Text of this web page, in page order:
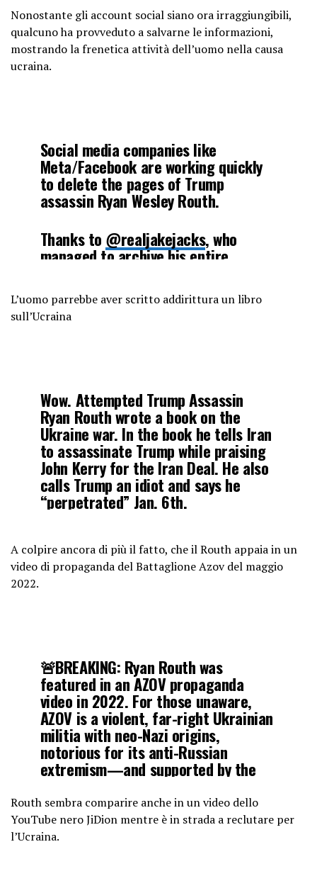
Did the FBI order them to?
pic.twitter.com/kLuq594SzD
Nonostante gli account social siano ora irraggiungibili,
qualcuno ha provveduto a salvarne le informazioni,
mostrando la frenetica attività dell’uomo nella causa
ucraina.
Social media companies like
Meta/Facebook are working quickly
to delete the pages of Trump
assassin Ryan Wesley Routh.
Thanks to @realjakejacks, who
managed to archive his entire
The page contained posts about
— Shadow of Ezra (@ShadowofEzra)
September 15, 2024
L’uomo parrebbe aver scritto addirittura un libro
sull’Ucraina
Wow. Attempted Trump Assassin
Ryan Routh wrote a book on the
Ukraine war. In the book he tells Iran
to assassinate Trump while praising
John Kerry for the Iran Deal. He also
calls Trump an idiot and says he
“perpetrated” Jan. 6th.
He sounds like a mainstream media
addict.pic.twitter.com/OY0iBVEHek
A colpire ancora di più il fatto, che il Routh appaia in un
video di propaganda del Battaglione Azov del maggio
2022.
🚨BREAKING: Ryan Routh was
featured in an AZOV propaganda
video in 2022. For those unaware,
AZOV is a violent, far-right Ukrainian
militia with neo-Nazi origins,
notorious for its anti-Russian
extremism—and supported by the
pic.twitter.com/kfHvo6vZWx
— Dr. Simon Goddek (@goddeketal)
Routh sembra comparire anche in un video dello
YouTube nero JiDion mentre è in strada a reclutare per
l’Ucraina.